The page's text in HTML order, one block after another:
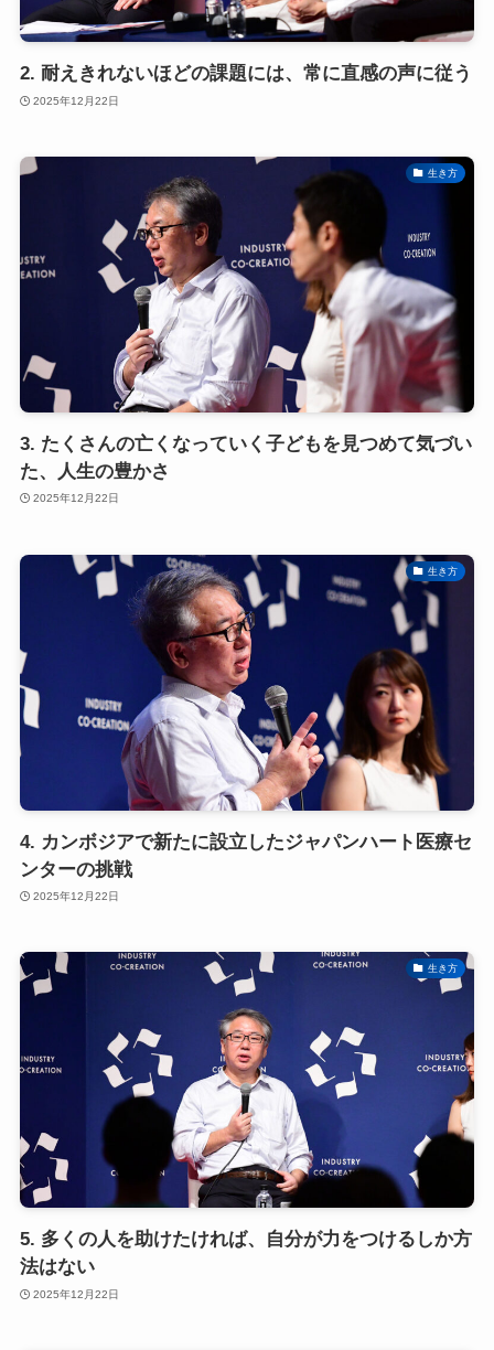
2. 耐えきれないほどの課題には、常に直感の声に従う
2025年12月22日
生き方
3. たくさんの亡くなっていく子どもを見つめて気づい
た、人生の豊かさ
2025年12月22日
生き方
4. カンボジアで新たに設立したジャパンハート医療セ
ンターの挑戦
2025年12月22日
生き方
5. 多くの人を助けたければ、自分が力をつけるしか方
法はない
2025年12月22日